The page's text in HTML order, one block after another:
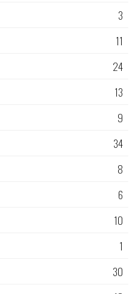
3
11
24
13
9
34
8
6
10
1
30